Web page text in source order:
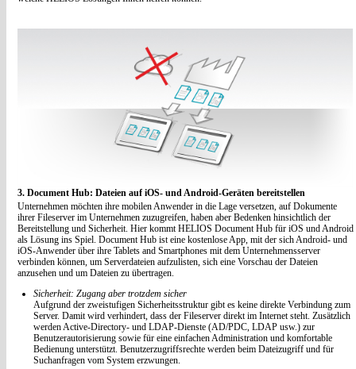
3. Document Hub: Dateien auf iOS- und Android-Geräten bereitstellen
Unternehmen möchten ihre mobilen Anwender in die Lage versetzen, auf Dokumente
ihrer Fileserver im Unternehmen zuzugreifen, haben aber Bedenken hinsichtlich der
Bereitstellung und Sicherheit. Hier kommt HELIOS Document Hub für iOS und Android
als Lösung ins Spiel. Document Hub ist eine kostenlose App, mit der sich Android- und
iOS-Anwender über ihre Tablets and Smartphones mit dem Unternehmensserver
verbinden können, um Serverdateien aufzulisten, sich eine Vorschau der Dateien
anzusehen und um Dateien zu übertragen.
Sicherheit: Zugang aber trotzdem sicher
Aufgrund der zweistufigen Sicherheitsstruktur gibt es keine direkte Verbindung zum
Server. Damit wird verhindert, dass der Fileserver direkt im Internet steht. Zusätzlich
werden Active-Directory- und LDAP-Dienste (AD/PDC, LDAP usw.) zur
Benutzerautorisierung sowie für eine einfachen Administration und komfortable
Bedienung unterstützt. Benutzerzugriffsrechte werden beim Dateizugriff und für
Suchanfragen vom System erzwungen.